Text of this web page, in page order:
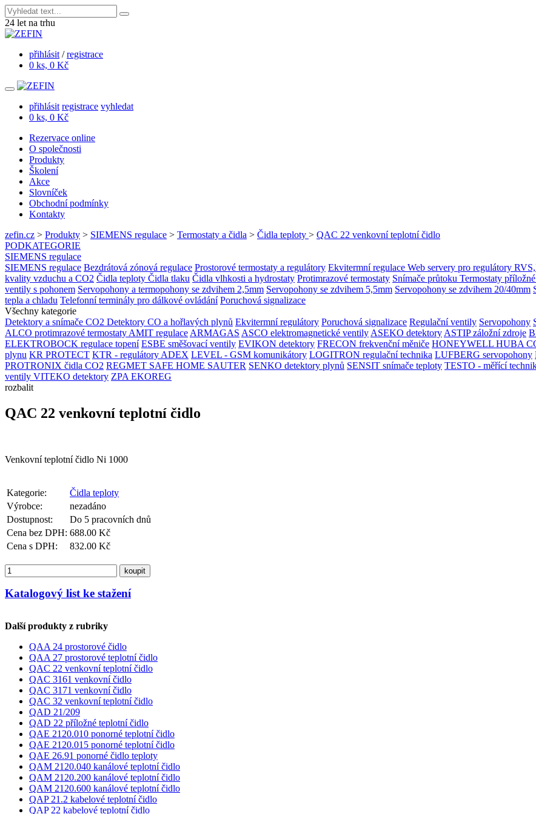
24 let na trhu
přihlásit /registrace
0 ks, 0 Kč
přihlásit registrace vyhledat
0 ks, 0 Kč
Rezervace online
O společnosti
Produkty
Školení
Akce
Slovníček
Obchodní podmínky
Kontakty
zefin.cz > Produkty > SIEMENS regulace > Termostaty a čidla > Čidla teploty > QAC 22 venkovní teplotní čidlo
PODKATEGORIE
SIEMENS regulace
SIEMENS regulace Bezdrátová zónová regulace Prostorové termostaty a regulátory Ekvitermní regulace Web servery pro regulátory
kvality vzduchu a CO2 Čidla teploty Čidla tlaku Čidla vlhkosti a hydrostaty Protimrazové termostaty Snímače průtoku Termostaty
ventily s pohonem Servopohony a termopohony se zdvihem 2,5mm Servopohony se zdvihem 5,5mm Servopohony se zdvihem 20/40mm
tepla a chladu Telefonní terminály pro dálkové ovládání Poruchová signalizace
Všechny kategorie
Detektory a snímače CO2 Detektory CO a hořlavých plynů Ekvitermní regulátory Poruchová signalizace Regulační ventily Servopohony
ALCO protimrazové termostaty AMIT regulace ARMAGAS ASCO elektromagnetické ventily ASEKO detektory ASTIP záložní zdroje
ELEKTROBOCK regulace topení ESBE směšovací ventily EVIKON detektory FRECON frekvenční měniče HONEYWELL HUBA
plynu KR PROTECT KTR - regulátory ADEX LEVEL - GSM komunikátory LOGITRON regulační technika LUFBERG servopohony
PROTRONIX čidla CO2 REGMET SAFE HOME SAUTER SENKO detektory plynů SENSIT snímače teploty TESTO - měřící
ventily VITEKO detektory ZPA EKOREG
rozbalit
QAC 22 venkovní teplotní čidlo
Venkovní teplotní čidlo Ni 1000
Kategorie:
Čidla teploty
Výrobce:
nezadáno
Dostupnost:
Do 5 pracovních dnů
Cena bez DPH: 688.00 Kč
Cena s DPH:
832.00 Kč
koupit
Katalogový list ke stažení
Další produkty z rubriky
QAA 24 prostorové čidlo
QAA 27 prostorové teplotní čidlo
QAC 22 venkovní teplotní čidlo
QAC 3161 venkovní čidlo
QAC 3171 venkovní čidlo
QAC 32 venkovní teplotní čidlo
QAD 21/209
QAD 22 příložné teplotní čidlo
QAE 2120.010 ponorné teplotní čidlo
QAE 2120.015 ponorné teplotní čidlo
QAE 26.91 ponorné čidlo teploty
QAM 2120.040 kanálové teplotní čidlo
QAM 2120.200 kanálové teplotní čidlo
QAM 2120.600 kanálové teplotní čidlo
QAP 21.2 kabelové teplotní čidlo
QAP 22 kabelové teplotní čidlo